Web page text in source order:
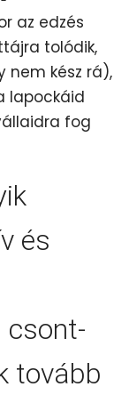
az edzés
tolódik,
nem kész rá),
lapockáid
fog
és
csont-
tovább